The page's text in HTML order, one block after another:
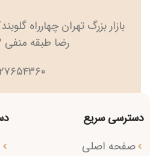
رضا طبقه منفی ۲ پلاک ۹۱
دسترسی سریع
صفحه اصلی